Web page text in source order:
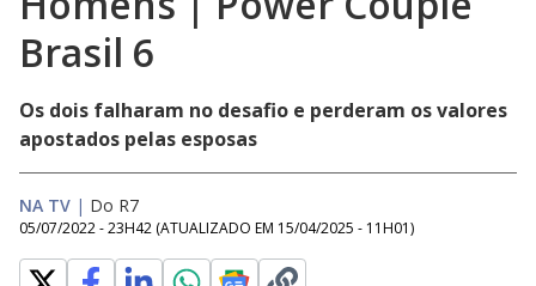
Brasil 6
Os dois falharam no desafio e perderam os valores
apostados pelas esposas
NA TV | Do R7
05/07/2022 - 23H42 (ATUALIZADO EM 15/04/2025 - 11H01)